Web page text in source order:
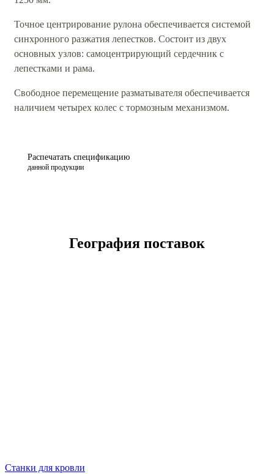
Точное центрирование рулона обеспечивается системой
синхронного разжатия лепестков. Состоит из двух
основных узлов: самоцентрирующий сердечник с
лепестками и рама.
Свободное перемещение разматывателя обеспечивается
наличием четырех колес с тормозным механизмом.
Распечатать спецификацию
данной продукции
География поставок
Станки для кровли